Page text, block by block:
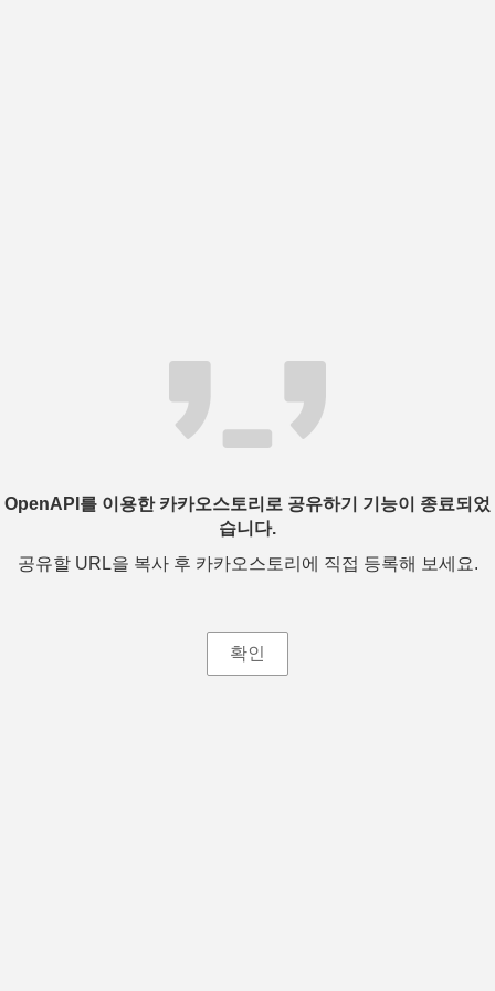
OpenAPI를 이용한 카카오스토리로 공유하기 기능이 종료되었
습니다.
공유할 URL을 복사 후 카카오스토리에 직접 등록해 보세요.
확인